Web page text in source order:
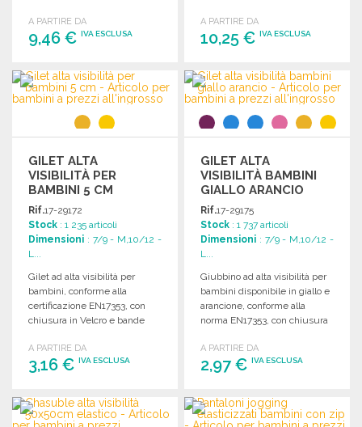
A PARTIRE DA
9,46 € IVA ESCLUSA
ORDINARE
Richiedi un preventivo
A PARTIRE DA
10,25 €IVA ESCLUSA
ORDINARE
Richiedi un preventivo
GILET ALTA
VISIBILITÀ PER
BAMBINI 5 CM
Rif.17-29172
Stock : 1 235 articoli
Dimensioni : 7/9 - M,10/12 -
L...
Gilet ad alta visibilità per
bambini, conforme alla
certificazione EN17353, con
chiusura in Velcro e bande
A PARTIRE DA
3,16 € IVA ESCLUSA
ORDINARE
Richiedi un preventivo
GILET ALTA
VISIBILITÀ BAMBINI
GIALLO ARANCIO
Rif.17-29175
Stock : 1 737 articoli
Dimensioni : 7/9 - M,10/12 -
L...
Giubbino ad alta visibilità per
bambini disponibile in giallo e
arancione, conforme alla
norma EN17353, con chiusura
A PARTIRE DA
2,97 €IVA ESCLUSA
ORDINARE
Richiedi un preventivo